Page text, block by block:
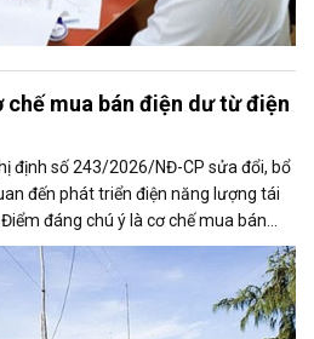
chế mua bán điện dư từ điện
định số 243/2026/NĐ-CP sửa đổi, bổ
đến phát triển điện năng lượng tái
đáng chú ý là cơ chế mua bán
mặt trời mái nhà được mở rộng, trong
dư được phép giao dịch từ 20% lên tối
người dân và doanh nghiệp đầu tư